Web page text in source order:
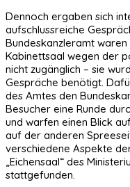
Dennoch ergaben sich
aufschlussreiche
Bundeskanzleramt
Kabinettsaal wegen der
nicht zugänglich – sie
Gespräche benötigt.
des Amtes den
Besucher eine Runde
und warfen einen Blick
auf der anderen
verschiedene Aspekte
„Eichensaal“ des
stattgefunden.